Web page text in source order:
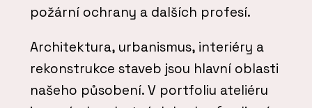
požární ochrany a dalších profesí.
Architektura, urbanismus, interiéry a
rekonstrukce staveb jsou hlavní oblasti
našeho působení. V portfoliu ateliéru